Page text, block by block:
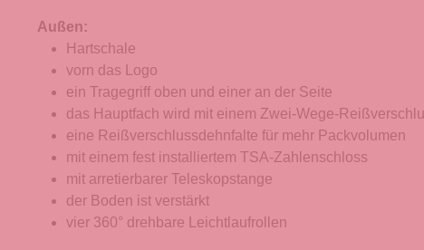
Außen:
Hartschale
vorn das Logo
ein Tragegriff oben und einer an der Seite
das Hauptfach wird mit einem Zwei-Wege-
eine Reißverschlussdehnfalte für mehr Packvolumen
mit einem fest installiertem TSA-Zahlenschloss
mit arretierbarer Teleskopstange
der Boden ist verstärkt
vier 360° drehbare Leichtlaufrollen